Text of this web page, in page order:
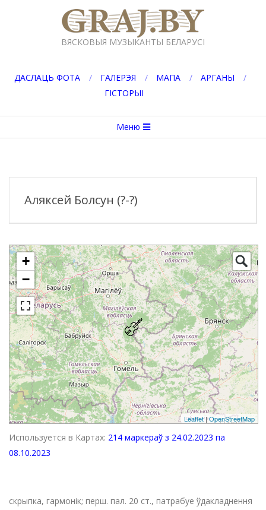
GRAJ.BY
ВЯСКОВЫЯ МУЗЫКАНТЫ БЕЛАРУСІ
ДАСЛАЦЬ ФОТА ГАЛЕРЭЯ МАПА
АРГАНЫ
ГІСТОРЫІ
меню
Меню
Аляксей Болсун (?-?)
+
−
Leaflet|OpenStreetMap
Используется в Картах: 214 маркераў з 24.02.2023 па
08.10.2023
скрыпка, гармонік; перш. пал. 20 ст., патрабуе ўдакладнення